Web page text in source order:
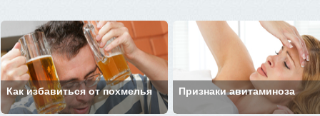
Как избавиться от похмелья Признаки авитаминоза